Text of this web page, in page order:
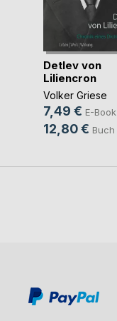
Detlev von
Liliencron
Volker Griese
7,49 € E-Book
12,80 € Buch